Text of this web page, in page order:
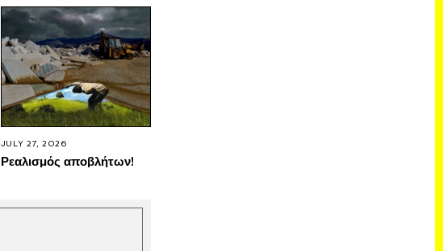
JULY 27, 2026
Ρεαλισμός αποβλήτων!